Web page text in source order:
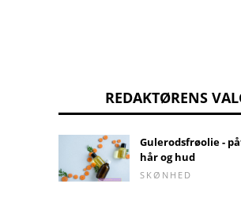
REDAKTØRENS
Gulerodsfrøolie -
hår og hud
SKØNHED